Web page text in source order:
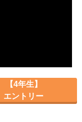
【4年生】
エントリー